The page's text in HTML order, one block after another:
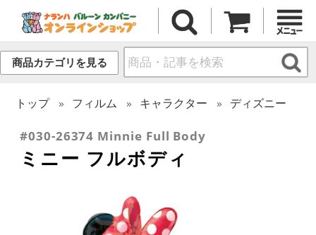
商品カテゴリを見る
トップ フィルム キャラクター ディズニー
#030-26374 Minnie Full Body
ミニー フルボディ